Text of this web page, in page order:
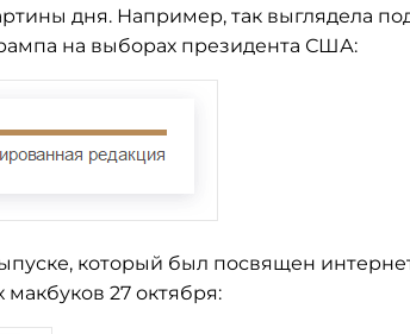
дня. Например, так выглядела
на выборах президента США:
который был посвящен
27 октября: